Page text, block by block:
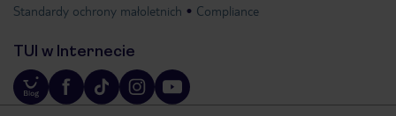
Standardy ochrony małoletnich
Compliance
TUI w Internecie